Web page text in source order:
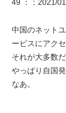
49 ： ：2021/
中国のネット
ービスにアク
それが大多数
やっぱり自国
なあ。